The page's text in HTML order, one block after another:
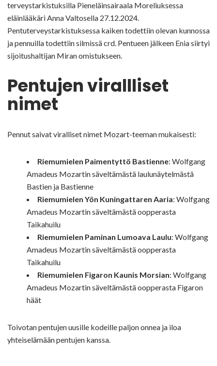
terveystarkistuksilla Pieneläinsairaala Moreliuksessa
eläinlääkäri Anna Valtosella 27.12.2024.
Pentuterveystarkistuksessa kaiken todettiin olevan kunnossa
ja pennuilla todettiin silmissä crd. Pentueen jälkeen Enia siirtyi
sijoitushaltijan Miran omistukseen.
Pentujen virallliset
nimet
Pennut saivat viralliset nimet Mozart-teeman mukaisesti:
Riemumielen Paimentyttö Bastienne: Wolfgang
Amadeus Mozartin säveltämästä laulunäytelmästä
Bastien ja Bastienne
Riemumielen Yön Kuningattaren Aaria: Wolfgang
Amadeus Mozartin säveltämästä oopperasta
Taikahuilu
Riemumielen Paminan Lumoava Laulu: Wolfgang
Amadeus Mozartin säveltämästä oopperasta
Taikahuilu
Riemumielen Figaron Kaunis Morsian: Wolfgang
Amadeus Mozartin säveltämästä oopperasta Figaron
häät
Toivotan pentujen uusille kodeille paljon onnea ja iloa
yhteiselämään pentujen kanssa.